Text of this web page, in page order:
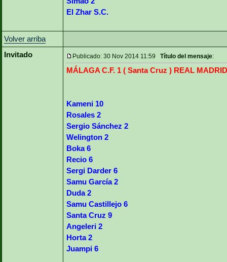
El Zhar S.C.
Volver arriba
Invitado
Publicado: 30 Nov 2014 11:59 Título del mensaje:
MÁLAGA C.F. 1 ( Santa Cruz ) REAL
Kameni 10
Rosales 2
Sergio Sánchez 2
Welington 2
Boka 6
Recio 6
Sergi Darder 6
Samu García 2
Duda 2
Samu Castillejo 6
Santa Cruz 9
Angeleri 2
Horta 2
Juampi 6